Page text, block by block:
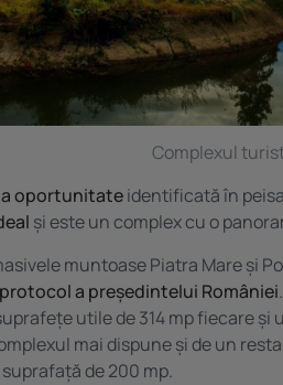
Complexul
oportunitateidentificată în
și este un complex cu o
muntoase Piatra Mare și
a președintelui României
utile de 314 mp fiecare și
mai dispune și de un
de 200 mp.